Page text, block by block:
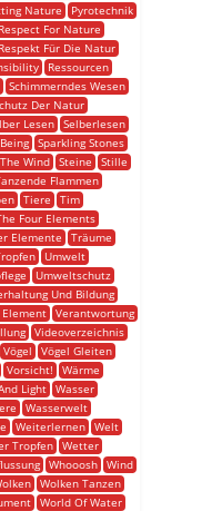
Nature
Pyrotechnik
Respect For Nature
Respekt Für Die Natur
Ressourcen
Schimmerndes Wesen
Der Natur
Lesen
Selberlesen
Sparkling Stones
Wind Steine
Stille
Flammen
Tiere
Tim
Four Elements
Elemente
Träume
Umwelt
Umweltschutz
Und Bildung
Verantwortung
Videoverzeichnis
Vögel
Vögel Gleiten
Vorsicht!
Wärme
Light Wasser
Wasserwelt
Weiterlernen
Welt
Tropfen
Wetter
Whooosh Wind
Wolken Tanzen
World Of Water